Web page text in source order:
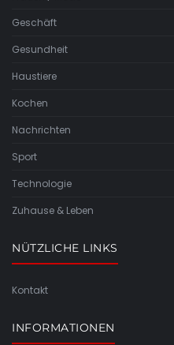
Geschäft
Gesundheit
Haustiere
Kochen
Nachrichten
Sport
Technologie
Zuhause & Leben
NÜTZLICHE LINKS
Kontakt
INFORMATIONEN